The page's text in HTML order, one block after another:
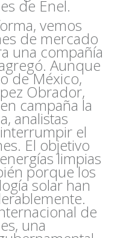
de Enel.
vemos
de mercado
una compañía
Aunque
de México,
Obrador,
campaña la
analistas
el
El objetivo
limpias
porque los
solar han
de
una